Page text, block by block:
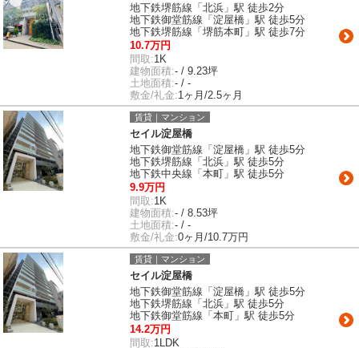
地下鉄堺筋線「北浜」駅 徒歩2分
地下鉄御堂筋線「淀屋橋」駅 徒歩5分
地下鉄堺筋線「堺筋本町」駅 徒歩7分
10.7万円
間取:1K
建物面積:- / 9.23坪
土地面積:- / -
敷金/礼金:1ヶ月/2.5ヶ月
賃貸｜マンション
セイル淀屋橋
地下鉄御堂筋線「淀屋橋」駅 徒歩5分
地下鉄堺筋線「北浜」駅 徒歩5分
地下鉄中央線「本町」駅 徒歩5分
9.9万円
間取:1K
建物面積:- / 8.53坪
土地面積:- / -
敷金/礼金:0ヶ月/10.7万円
賃貸｜マンション
セイル淀屋橋
地下鉄御堂筋線「淀屋橋」駅 徒歩5分
地下鉄堺筋線「北浜」駅 徒歩5分
地下鉄御堂筋線「本町」駅 徒歩5分
14.2万円
間取:1LDK